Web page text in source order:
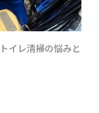
イレ清掃の悩みと